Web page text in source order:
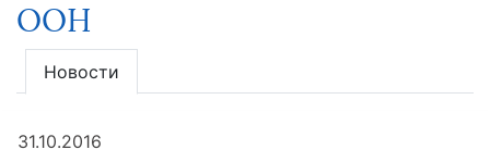
ООН
Новости
31.10.2016